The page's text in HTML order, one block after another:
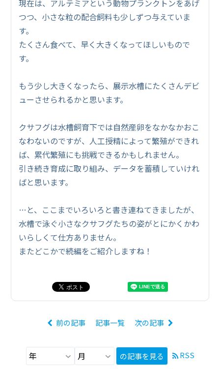
現在は、アルテミアという動物プランクトンをあげ
つつ、小さな粒の配合飼料も少しずつ与えていま
す。
たくさん食べて、早く大きくなってほしいもので
す。
もう少し大きくなったら、展示水槽にたくさんデビ
ューさせられるかと思います。
クサフグは水槽飼育下では自然産卵をなかなかおこ
なわないのですが、人工授精によって繁殖ができれ
ば、累代繁殖にも挑戦できるかもしれません。
引き続き育成に取り組み、データを蓄積していけれ
ばと思います。
…と、ここまでいろいろと書き連ねてきましたが、
水槽で泳ぐ小さなクサフグたちの姿がとにかくかわ
いらしくて仕方ありません。
またどこかで続編をご紹介しますね！
前の記事 記事一覧 次の記事
の記事を見る RSS